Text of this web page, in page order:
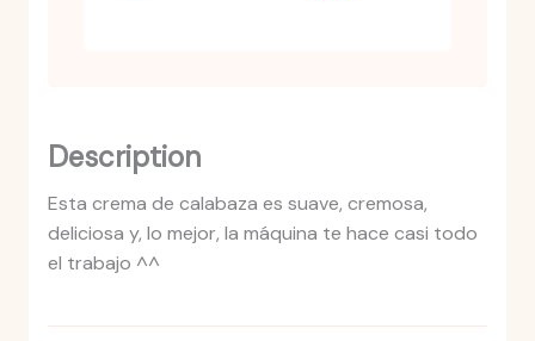
Description
Esta crema de calabaza es suave, cremosa,
deliciosa y, lo mejor, la máquina te hace casi todo
el trabajo ^^